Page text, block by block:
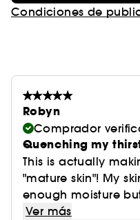
Condiciones de
Robyn
Comprador
Quenching my
This is actually
"mature skin"! My
enough moisture
Ver más